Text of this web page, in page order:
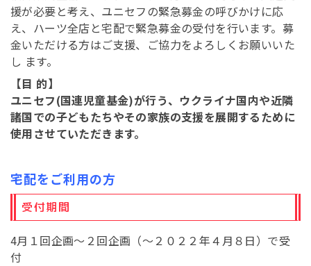
援が必要と考え、ユニセフの緊急募金の呼びかけに応
え、ハーツ全店と宅配で緊急募金の受付を行います。募
金いただける方はご支援、ご協力をよろしくお願いいた
し ます。
【目 的】
ユニセフ(国連児童基金)が行う、ウクライナ国内や近隣
諸国での子どもたちやその家族の支援を展開するために
使用させていただきます。
宅配をご利用の方
受付期間
4月１回企画～２回企画（～２０２２年４月８日）で受
付